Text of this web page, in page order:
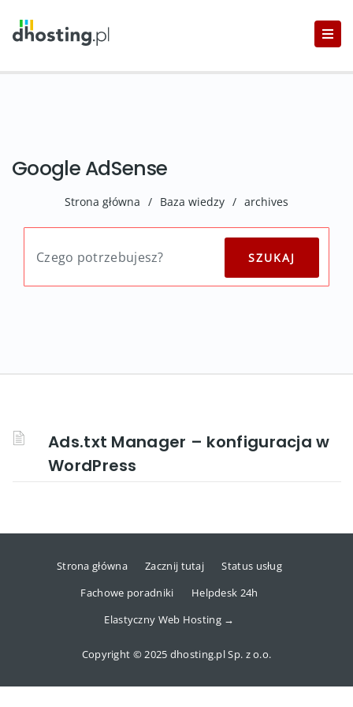
Google AdSense
Strona główna / Baza wiedzy / archives
Ads.txt Manager – konfiguracja w
WordPress
Strona główna Zacznij tutaj
Status usług
Fachowe poradniki
Helpdesk 24h
Elastyczny Web Hosting →
Copyright © 2025 dhosting.pl Sp. z o.o.